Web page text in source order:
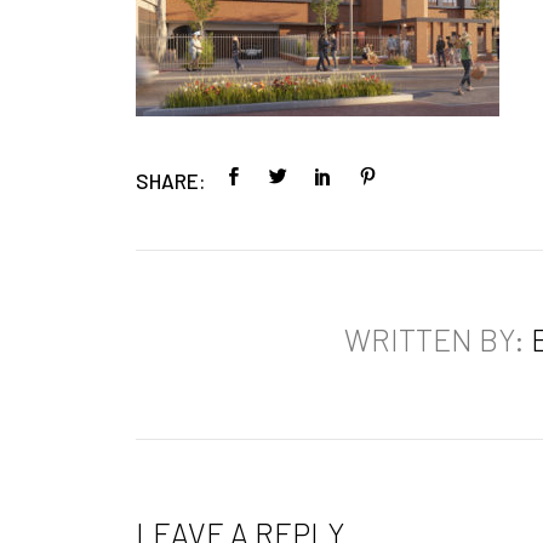
SHARE:
WRITTEN BY:
LEAVE A REPLY